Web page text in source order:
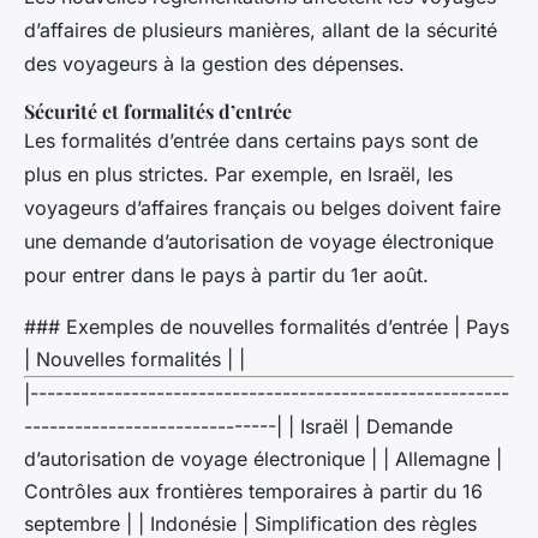
d’affaires de plusieurs manières, allant de la sécurité
des voyageurs à la gestion des dépenses.
Sécurité et formalités d’entrée
Les formalités d’entrée dans certains pays sont de
plus en plus strictes. Par exemple, en Israël, les
voyageurs d’affaires français ou belges doivent faire
une demande d’autorisation de voyage électronique
pour entrer dans le pays à partir du 1er août.
### Exemples de nouvelles formalités d’entrée | Pays
| Nouvelles formalités | |
|---------------------------------------------------------
------------------------------| | Israël | Demande
d’autorisation de voyage électronique | | Allemagne |
Contrôles aux frontières temporaires à partir du 16
septembre | | Indonésie | Simplification des règles